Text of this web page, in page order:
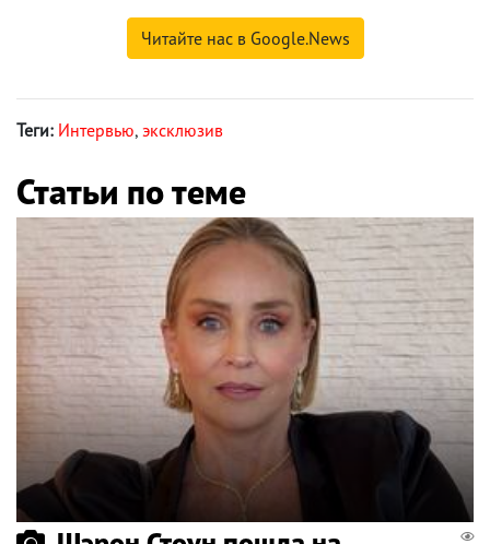
Читайте нас в Google.News
Теги: Интервью, эксклюзив
Статьи по теме